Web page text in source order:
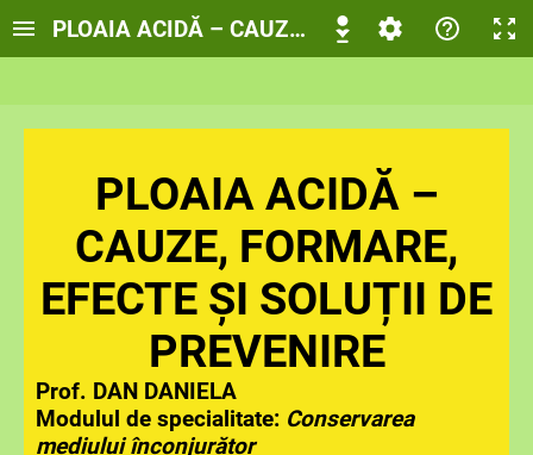
PLOAIA ACIDĂ – CAUZE, FORMARE, EFECTE
PLOAIA ACIDĂ –
CAUZE, FORMARE,
EFECTE ȘI SOLUȚII DE
PREVENIRE
Prof. DAN DANIELA
Modulul de specialitate: Conservarea
mediului înconjurător